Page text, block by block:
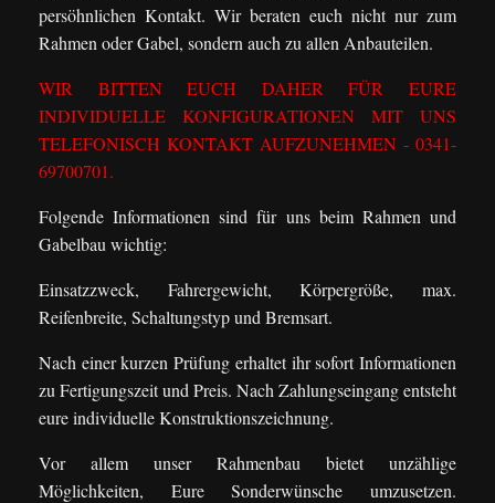
persöhnlichen Kontakt. Wir beraten euch nicht nur zum
Rahmen oder Gabel, sondern auch zu allen Anbauteilen.
WIR BITTEN EUCH DAHER FÜR EURE
INDIVIDUELLE KONFIGURATIONEN MIT UNS
TELEFONISCH KONTAKT AUFZUNEHMEN - 0341-
69700701.
Folgende Informationen sind für uns beim Rahmen und
Gabelbau wichtig:
Einsatzzweck, Fahrergewicht, Körpergröße, max.
Reifenbreite, Schaltungstyp und Bremsart.
Nach einer kurzen Prüfung erhaltet ihr sofort Informationen
zu Fertigungszeit und Preis. Nach Zahlungseingang entsteht
eure individuelle Konstruktionszeichnung.
Vor allem unser Rahmenbau bietet unzählige
Möglichkeiten, Eure Sonderwünsche umzusetzen.